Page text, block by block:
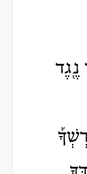
נֶ֖גֶד